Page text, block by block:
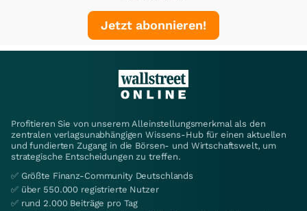
Jetzt abonnieren!
Profitieren Sie von unserem Alleinstellungsmerkmal als den
zentralen verlagsunabhängigen Wissens-Hub für einen aktuellen
und fundierten Zugang in die Börsen- und Wirtschaftswelt, um
strategische Entscheidungen zu treffen.
✅ Größte Finanz-Community Deutschlands
✅ über 550.000 registrierte Nutzer
✅ rund 2.000 Beiträge pro Tag